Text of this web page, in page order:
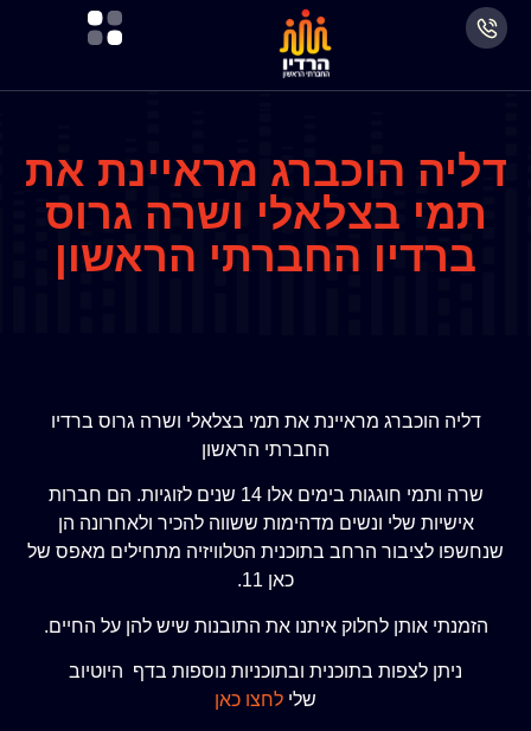
דליה הוכברג מראיינת את
תמי בצלאלי ושרה גרוס
ברדיו החברתי הראשון
דליה הוכברג מראיינת את תמי בצלאלי ושרה גרוס ברדיו
החברתי הראשון
שרה ותמי חוגגות בימים אלו 14 שנים לזוגיות. הם חברות
אישיות שלי ונשים מדהימות ששווה להכיר ולאחרונה הן
שנחשפו לציבור הרחב בתוכנית הטלוויזיה מתחילים מאפס של
כאן 11.
הזמנתי אותן לחלוק איתנו את התובנות שיש להן על החיים.
ניתן לצפות בתוכנית ובתוכניות נוספות בדף היוטיוב
שלי לחצו כאן